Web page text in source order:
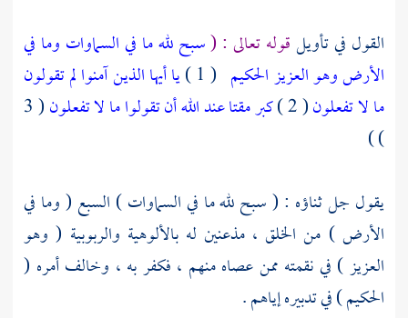
القول في تأويلقوله تعالى : (سبح لله ما في السماوات وما في
الأرض وهو العزيز الحكيم ( 1 )
يا أيها الذين آمنوا لم تقولون
ما لا تفعلون( 2 ) كبر مقتا عند الله أن تقولوا ما لا تفعلون ( 3
) )
يقول جل ثناؤه : ( سبح لله ما في السماوات ) السبع ( وما في
الأرض ) من الخلق ، مذعنين له بالألوهية والربوبية ( وهو
العزيز ) في نقمته ممن عصاه منهم ، فكفر به ، وخالف أمره (
الحكيم ) في تدبيره إياهم .